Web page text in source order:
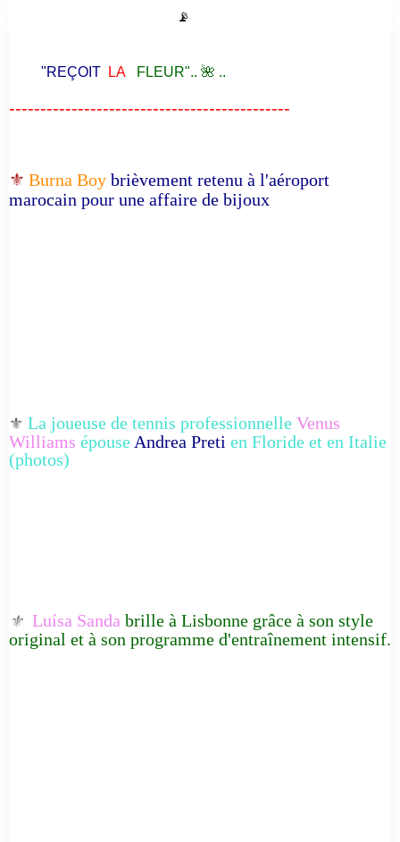
📡
"REÇOIT LA FLEUR".. 🌺 ..
---------------------------------------------
⚜️ Burna Boy brièvement retenu à l'aéroport
marocain pour une affaire de bijoux
⚜️ La joueuse de tennis professionnelle Venus
Williams épouse Andrea Preti en Floride et en Italie
(photos)
⚜️ Luísa Sanda brille à Lisbonne grâce à son style
original et à son programme d'entraînement intensif.